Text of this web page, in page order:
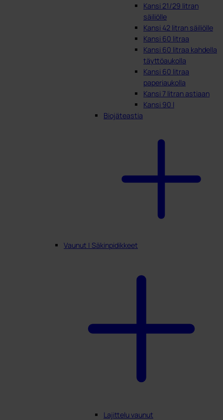
Kansi 21/29 litran
säiliölle
Kansi 42 litran säiliölle
Kansi 60 litraa
Kansi 60 litraa kahdella
täyttöaukolla
Kansi 60 litraa
paperiaukolla
Kansi 7 litran astiaan
Kansi 90 l
Biojäteastia
Vaunut | Säkinpidikkeet
Lajittelu vaunut